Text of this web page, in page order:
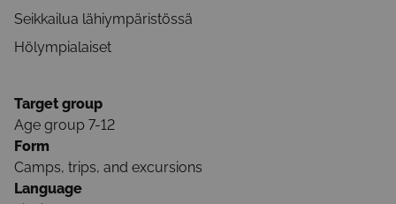
Seikkailua lähiympäristössä
Hölympialaiset
Target group
Age group 7-12
Form
Camps, trips, and excursions
Language